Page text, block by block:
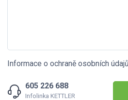
Informace o ochraně osobních údajů
605 226 688
Infolinka KETTLER